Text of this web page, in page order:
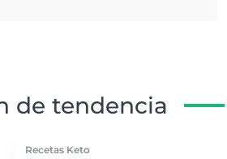
de tendencia
Recetas Keto